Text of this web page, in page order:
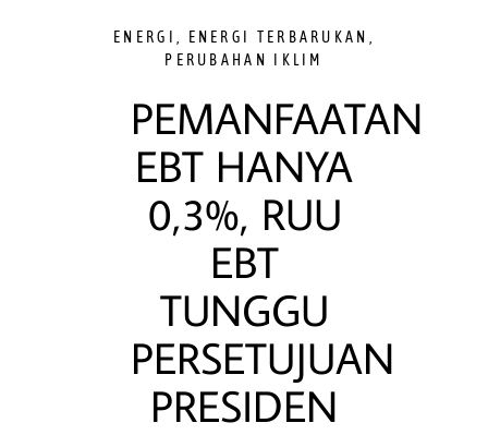
ENERGI ENERGI TERBARUKAN
PERUBAHAN IKLIM
PEMANFAATAN
EBT HANYA
0,3%, RUU
EBT
TUNGGU
PERSETUJUAN
PRESIDEN